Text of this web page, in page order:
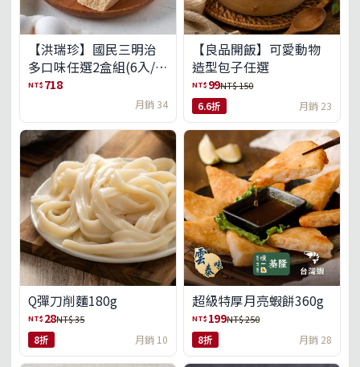
【洪瑞珍】國民三明治
多口味任選2盒組(6入/
盒)(免運)
NT$ 718
月銷 34
【良品開飯】可愛動物
造型包子任選
NT$ 99NT$ 150
6.6折 月銷 23
Q彈刀削麵180g
NT$ 28NT$ 35
8折 月銷 10
超級特厚月亮蝦餅360g
NT$ 199NT$ 250
8折 月銷 28